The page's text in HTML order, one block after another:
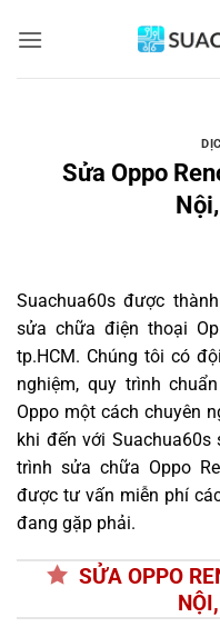
qua
Sửa Oppo
Suachua60s được
sửa chữa điện thoại
tp.HCM. Chúng tôi có
nghiệm, quy trình
Oppo một cách chuyên
khi đến với
trình sửa chữa Oppo
được tư vấn miễn phí
đang gặp phải.
SỬA OPPO